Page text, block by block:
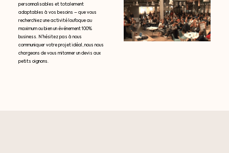
personnalisables et totalement
adaptables à vos besoins – que vous
recherchiez une activité loufoque au
maximum ou bien un événement 100%
business. N’hésitez pas à nous
communiquer votre projet idéal, nous nous
chargeons de vous mitonner un devis aux
petits oignons.